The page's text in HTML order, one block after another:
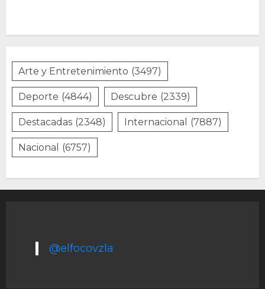
Arte y Entretenimiento (3497)
Deporte (4844) Descubre (2339)
Destacadas (2348) Internacional (7887)
Nacional (6757)
@elfocovzla